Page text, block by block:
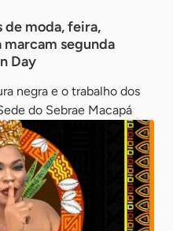
de moda, feira,
segunda
Day
negra e o trabalho dos
do Sebrae Macapá